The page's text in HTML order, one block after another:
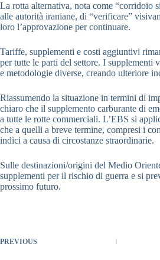
La rotta alternativa, nota come “corridoio
alle autorità iraniane, di “verificare”
loro l’approvazione per continuare.
Tariffe, supplementi e costi aggiuntivi
per tutte le parti del settore. I supplementi
e metodologie diverse, creando ulteriore
Riassumendo la situazione in termini di
chiaro che il supplemento carburante di
a tutte le rotte commerciali. L’EBS si
che a quelli a breve termine, compresi i
indici a causa di circostanze straordinarie.
Sulle destinazioni/origini del Medio
supplementi per il rischio di guerra e si
prossimo futuro.
PREVIOUS